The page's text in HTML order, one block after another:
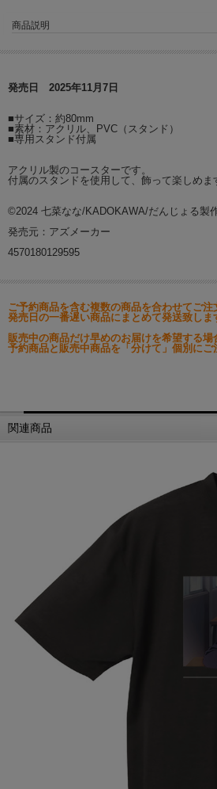
商品説明
発売日 2025年11月7日
■サイズ：約80mm
■素材：アクリル、PVC（スタンド）
■専用スタンド付属
アクリル製のコースターです。
付属のスタンドを使用して、飾って楽しめま
©2024 七菜なな/KADOKAWA/だんじょる製
発売元：アズメーカー
4570180129595
ご予約商品を含む複数の商品を合わせてご注
発売日の一番遅い商品にまとめて発送致しま
販売中の商品だけ早めのお届けを希望する場
予約商品と販売中商品を「分けて」個別にご
関連商品